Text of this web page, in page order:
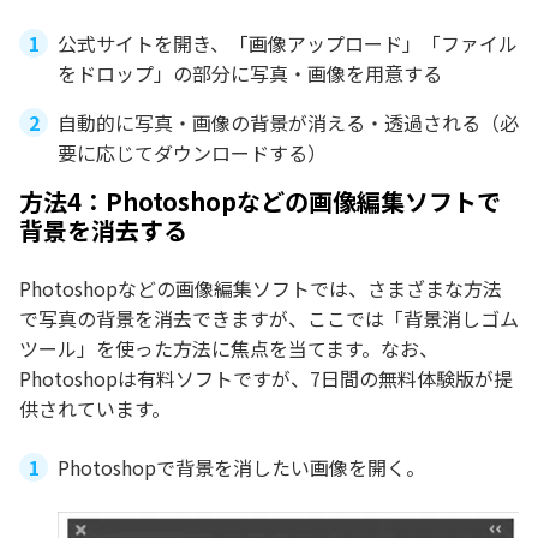
公式サイトを開き、「画像アップロード」「ファイル
をドロップ」の部分に写真・画像を用意する
自動的に写真・画像の背景が消える・透過される（必
要に応じてダウンロードする）
方法4：Photoshopなどの画像編集ソフトで
背景を消去する
Photoshopなどの画像編集ソフトでは、さまざまな方法
で写真の背景を消去できますが、ここでは「背景消しゴム
ツール」を使った方法に焦点を当てます。なお、
Photoshopは有料ソフトですが、7日間の無料体験版が提
供されています。
Photoshopで背景を消したい画像を開く。